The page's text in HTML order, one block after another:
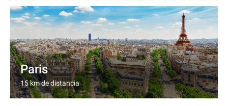
Paris
15 km de distancia